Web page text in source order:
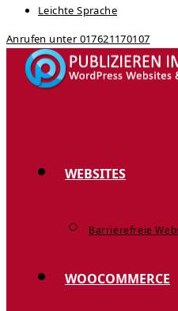
Leichte Sprache
Anrufen unter 017621170107
WEBSITES
Barrierefreie
WOOCOMMERCE